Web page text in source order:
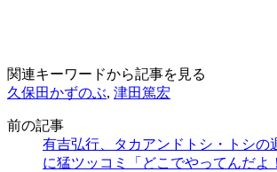
関連キーワードから記事を見る
久保田かずのぶ, 津田篤宏
前の記事
有吉弘行、タカアンドトシ・トシの
に猛ツッコミ「どこでやってんだよ